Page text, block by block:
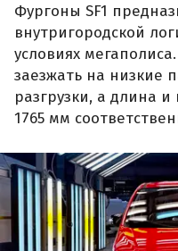
Фургоны SF1
внутригородской
условиях
заезжать на низкие
разгрузки, а длина
1765 мм